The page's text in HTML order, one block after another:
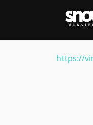
https://